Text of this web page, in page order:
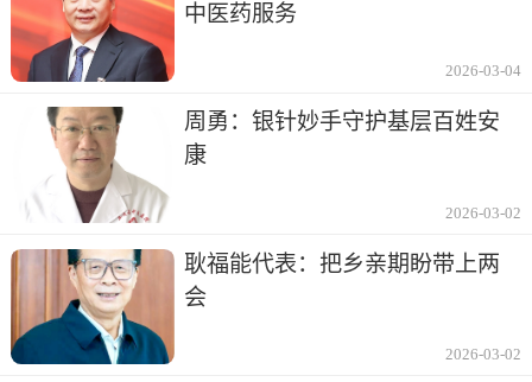
中医药服务
2026-03-04
周勇：银针妙手守护基层百姓安
康
2026-03-02
耿福能代表：把乡亲期盼带上两
会
2026-03-02